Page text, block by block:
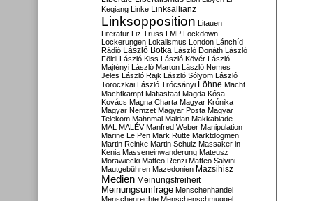
Keqiang Linke Linksallianz
Linksopposition Litauen
Literatur Liz Truss LMP Lockdown
Lockerungen Lokalismus London Lánchíd
Rádió
László Botka László Donáth László
Földi László Kiss László Kövér László
Majtényi László Marton László Nemes
Jeles László Rajk László Sólyom László
Toroczkai László Trócsányi Löhne Macht
Machtkampf Mafiastaat Magda Kósa-
Kovács Magna Charta Magyar Krónika
Magyar Nemzet Magyar Posta Magyar
Telekom Mahnmal Maidan Makkabiade
MAL MALÉV Manfred Weber Manipulation
Marine Le Pen Mark Rutte Marktdogmen
Martin Reinke Martin Schulz Massaker in
Kenia Masseneinwanderung Mateusz
Morawiecki Matteo Renzi Matteo Salvini
Mautgebühren Mazedonien Mazsihisz
Medien Meinungsfreiheit
Meinungsumfrage Menschenhandel
Menschenrechte Menschenschmuggel